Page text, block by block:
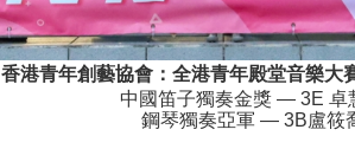
香港青年創藝協會：全港青年殿堂音樂大
中國笛子獨奏金獎 — 3E 卓
鋼琴獨奏亞軍 — 3B盧筱